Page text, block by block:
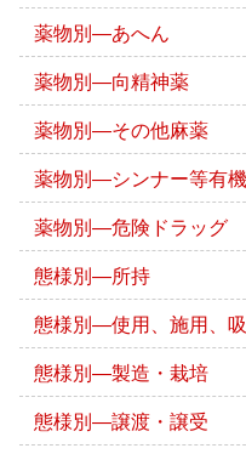
薬物別―あへん
薬物別―向精神薬
薬物別―その他麻薬
薬物別―シンナー等有
薬物別―危険ドラッグ
態様別―所持
態様別―使用、施用、
態様別―製造・栽培
態様別―譲渡・譲受